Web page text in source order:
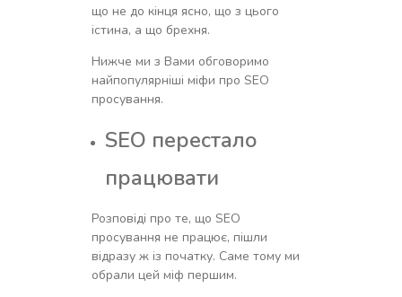
що не до кінця ясно, що з цього
істина, а що брехня.
Нижче ми з Вами обговоримо
найпопулярніші міфи про SEO
просування.
SEO перестало
працювати
Розповіді про те, що SEO
просування не працює, пішли
відразу ж із початку. Саме тому ми
обрали цей міф першим.